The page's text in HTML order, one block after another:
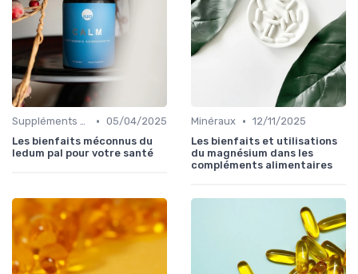
Suppléments à base de plantes • 05/04/2025
Les bienfaits méconnus du
ledum pal pour votre santé
Minéraux • 12/11/2025
Les bienfaits et utilisations
du magnésium dans les
compléments alimentaires